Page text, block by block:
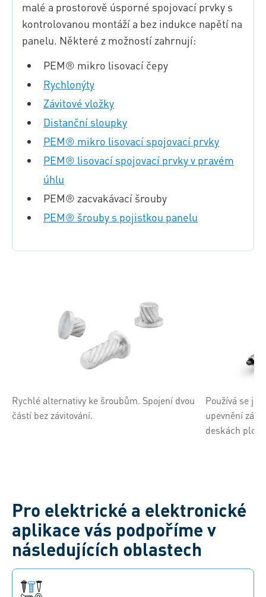
malé a prostorově úsporné spojovací prvky s
kontrolovanou montáží a bez indukce napětí na
panelu. Některé z možností zahrnují:
PEM® mikro lisovací čepy
Rychlonýty
Závitové vložky
Distanční sloupky
PEM® mikro lisovací spojovací prvky
PEM® lisovací spojovací prvky v pravém
úhlu
PEM® zacvakávací šrouby
PEM® šrouby s pojistkou panelu
Rychlé alternativy ke šroubům. Spojení dvou
částí bez závitování.
Používá se
upevnění
deskách
Pro elektrické a elektronické
aplikace vás podpoříme v
následujících oblastech